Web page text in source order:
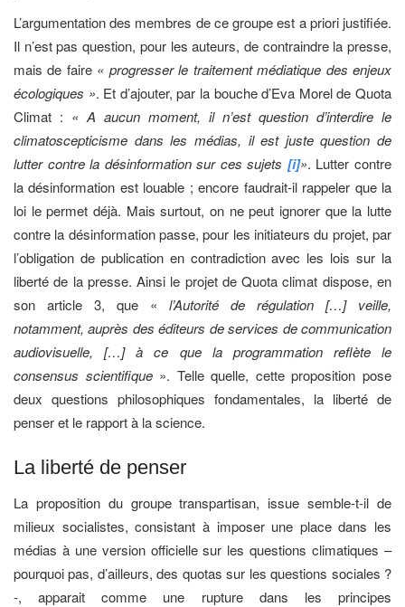
L’argumentation des membres de ce groupe est a priori justifiée.
Il n’est pas question, pour les auteurs, de contraindre la presse,
mais de faire « progresser le traitement médiatique des enjeux
écologiques ». Et d’ajouter, par la bouche d’Eva Morel de Quota
Climat : « A aucun moment, il n’est question d’interdire le
climatoscepticisme dans les médias, il est juste question de
lutter contre la désinformation sur ces sujets [i]». Lutter contre
la désinformation est louable ; encore faudrait-il rappeler que la
loi le permet déjà. Mais surtout, on ne peut ignorer que la lutte
contre la désinformation passe, pour les initiateurs du projet, par
l’obligation de publication en contradiction avec les lois sur la
liberté de la presse. Ainsi le projet de Quota climat dispose, en
son article 3, que « l’Autorité de régulation […] veille,
notamment, auprès des éditeurs de services de communication
audiovisuelle, […] à ce que la programmation reflète le
consensus scientifique ». Telle quelle, cette proposition pose
deux questions philosophiques fondamentales, la liberté de
penser et le rapport à la science.
La liberté de penser
La proposition du groupe transpartisan, issue semble-t-il de
milieux socialistes, consistant à imposer une place dans les
médias à une version officielle sur les questions climatiques –
pourquoi pas, d’ailleurs, des quotas sur les questions sociales ?
-, apparait comme une rupture dans les principes